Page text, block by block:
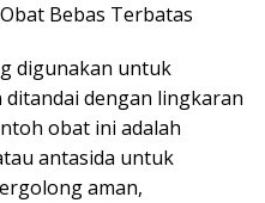
Bebas Terbatas
digunakan untuk
dengan lingkaran
obat ini adalah
antasida untuk
aman,